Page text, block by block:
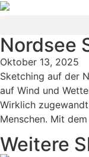
Nordsee
Oktober 13, 2025
Sketching auf der
auf Wind und
Wirklich
Menschen. Mit
Weitere